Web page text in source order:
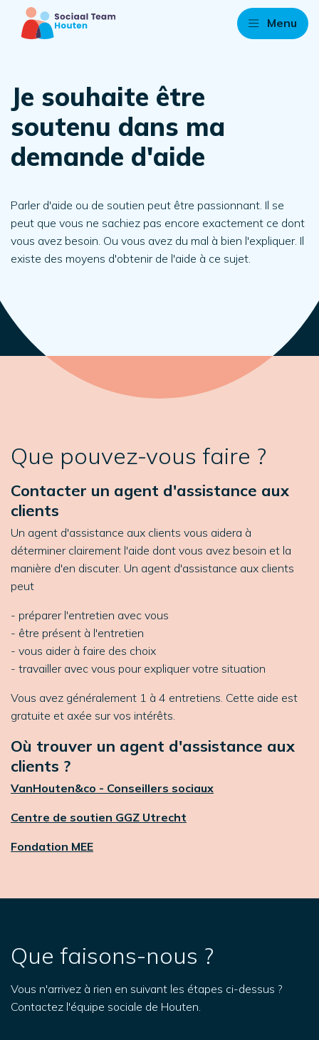
Menu
Je souhaite être
soutenu dans ma
demande d'aide
Parler d'aide ou de soutien peut être passionnant. Il se
peut que vous ne sachiez pas encore exactement ce dont
vous avez besoin. Ou vous avez du mal à bien l'expliquer. Il
existe des moyens d'obtenir de l'aide à ce sujet.
Que pouvez-vous faire ?
Contacter un agent d'assistance aux
clients
Un agent d'assistance aux clients vous aidera à
déterminer clairement l'aide dont vous avez besoin et la
manière d'en discuter. Un agent d'assistance aux clients
peut
- préparer l'entretien avec vous
- être présent à l'entretien
- vous aider à faire des choix
- travailler avec vous pour expliquer votre situation
Vous avez généralement 1 à 4 entretiens. Cette aide est
gratuite et axée sur vos intérêts.
Où trouver un agent d'assistance aux
clients ?
VanHouten&co - Conseillers sociaux
Centre de soutien GGZ Utrecht
Fondation MEE
Que faisons-nous ?
Vous n'arrivez à rien en suivant les étapes ci-dessus ?
Contactez l'équipe sociale de Houten.